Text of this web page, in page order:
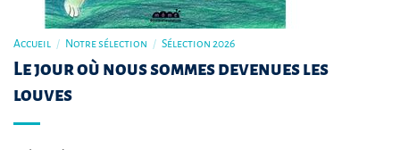
Accueil / Notre sélection / Sélection 2026
Le jour où nous sommes devenues les
louves